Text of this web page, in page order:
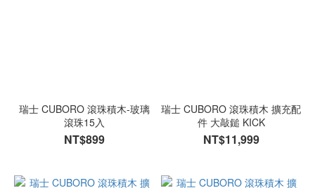
瑞士 CUBORO 滾珠積木-玻璃
滾珠15入
NT$899
瑞士 CUBORO 滾珠積木 擴充配
件 大敲鎚 KICK
NT$11,999